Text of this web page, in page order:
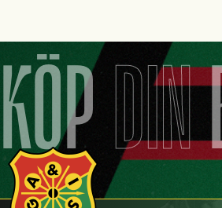
KÖPDIN